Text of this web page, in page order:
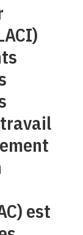
est